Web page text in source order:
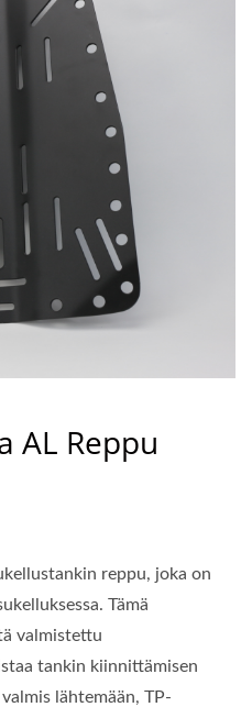
AL Reppu
reppu, joka on
Tämä
valmistettu
tankin kiinnittämisen
lähtemään, TP-